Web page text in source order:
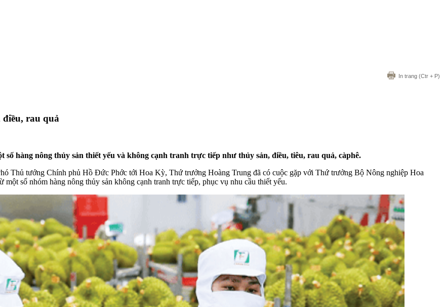
In trang (Ctr + P)
rau quả
hàng nông thủy sản thiết yếu và không cạnh tranh trực tiếp như thủy sản, điều, tiêu, rau quả, càphê.
Thủ tướng Chính phủ Hồ Đức Phớc tới Hoa Kỳ, Thứ trưởng Hoàng Trung đã có cuộc gặp với Thứ trưởng Bộ Nông nghiệp Hoa
số nhóm hàng nông thủy sản không cạnh tranh trực tiếp, phục vụ nhu cầu thiết yếu.